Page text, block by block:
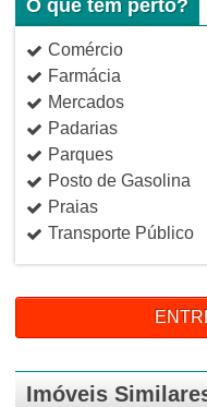
O que tem perto?
Comércio
Farmácia
Mercados
Padarias
Parques
Posto de Gasolina
Praias
Transporte Público
Imóveis